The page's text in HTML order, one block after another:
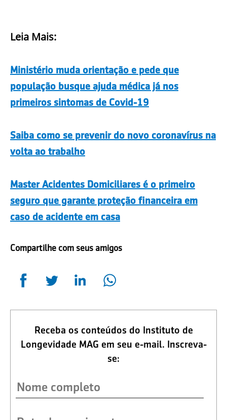
Leia Mais:
Ministério muda orientação e pede que
população busque ajuda médica já nos
primeiros sintomas de Covid-19
Saiba como se prevenir do novo coronavírus na
volta ao trabalho
Master Acidentes Domiciliares é o primeiro
seguro que garante proteção financeira em
caso de acidente em casa
Compartilhe com seus amigos
Receba os conteúdos do Instituto de
Longevidade MAG em seu e-mail. Inscreva-
se: